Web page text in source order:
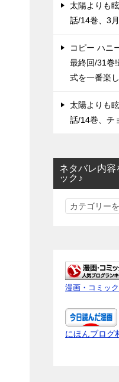
太陽よりも
話/14巻、3
コピー ハニ
最終回/31巻
式を一番楽
太陽よりも
話/14巻、チ
ネタバレ内容
ック♪
ネ
内
容
を
知
り
た
漫画・コミッ
にほんブログ